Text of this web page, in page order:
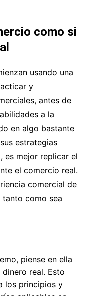
como si
usando una
y
antes de
a la
en algo bastante
estrategias
es mejor replicar el
el comercio real.
comercial de
tanto como sea
piense en ella
real. Esto
los principios y